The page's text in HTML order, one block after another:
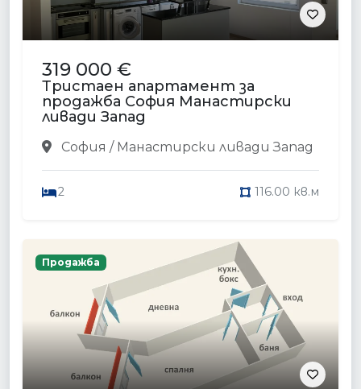
319 000 €
Тристаен апартамент за
продажба София Манастирски
ливади Запад
София / Манастирски ливади Запад
2 116.00 кв.м
Продажба